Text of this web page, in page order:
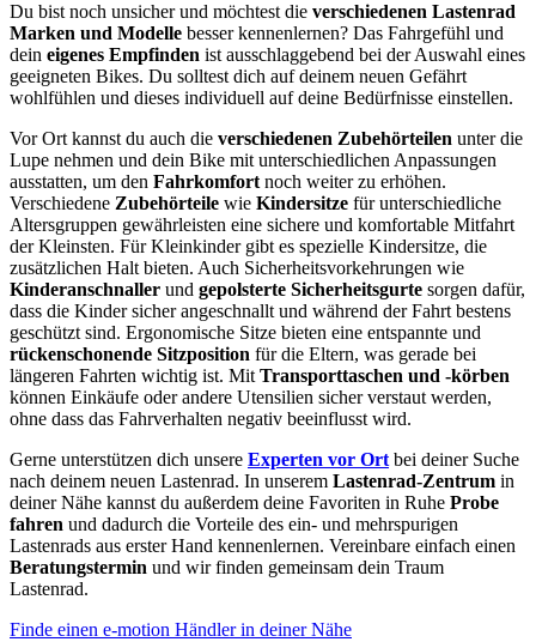
Du bist noch unsicher und möchtest die verschiedenen Lastenrad
Marken und Modelle besser kennenlernen? Das Fahrgefühl und
dein eigenes Empfinden ist ausschlaggebend bei der Auswahl eines
geeigneten Bikes. Du solltest dich auf deinem neuen Gefährt
wohlfühlen und dieses individuell auf deine Bedürfnisse einstellen.
Vor Ort kannst du auch die verschiedenen Zubehörteilen unter die
Lupe nehmen und dein Bike mit unterschiedlichen Anpassungen
ausstatten, um den Fahrkomfort noch weiter zu erhöhen.
Verschiedene Zubehörteile wie Kindersitze für unterschiedliche
Altersgruppen gewährleisten eine sichere und komfortable Mitfahrt
der Kleinsten. Für Kleinkinder gibt es spezielle Kindersitze, die
zusätzlichen Halt bieten. Auch Sicherheitsvorkehrungen wie
Kinderanschnaller und gepolsterte Sicherheitsgurte sorgen dafür,
dass die Kinder sicher angeschnallt und während der Fahrt bestens
geschützt sind. Ergonomische Sitze bieten eine entspannte und
rückenschonende Sitzposition für die Eltern, was gerade bei
längeren Fahrten wichtig ist. Mit Transporttaschen und -körben
können Einkäufe oder andere Utensilien sicher verstaut werden,
ohne dass das Fahrverhalten negativ beeinflusst wird.
Gerne unterstützen dich unsere Experten vor Ort bei deiner Suche
nach deinem neuen Lastenrad. In unserem Lastenrad-Zentrum in
deiner Nähe kannst du außerdem deine Favoriten in Ruhe Probe
fahren und dadurch die Vorteile des ein- und mehrspurigen
Lastenrads aus erster Hand kennenlernen. Vereinbare einfach einen
Beratungstermin und wir finden gemeinsam dein Traum
Lastenrad.
Finde einen e-motion Händler in deiner Nähe